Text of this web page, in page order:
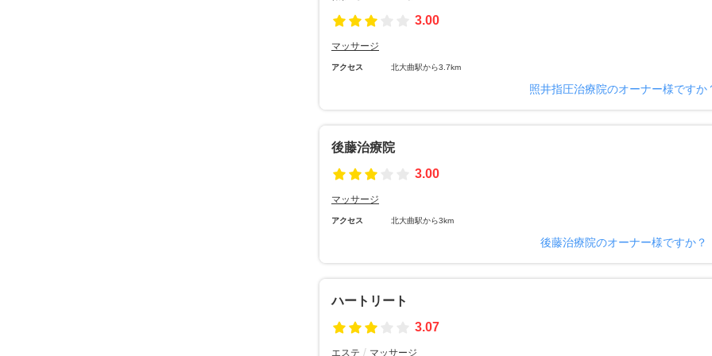
3.00
マッサージ
アクセス 北大曲駅から3.7km
照井指圧治療院のオーナー様ですか
後藤治療院
3.00
マッサージ
アクセス 北大曲駅から3km
後藤治療院のオーナー様ですか？
ハートリート
3.07
エステ マッサージ